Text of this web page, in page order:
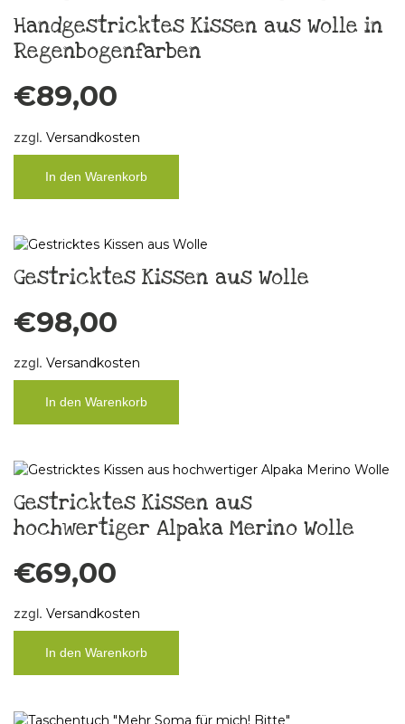
Handgestricktes Kissen aus Wolle in
Regenbogenfarben
€89,00
zzgl. Versandkosten
In den Warenkorb
Gestricktes Kissen aus Wolle
€98,00
zzgl. Versandkosten
In den Warenkorb
Gestricktes Kissen aus
hochwertiger Alpaka Merino Wolle
€69,00
zzgl. Versandkosten
In den Warenkorb